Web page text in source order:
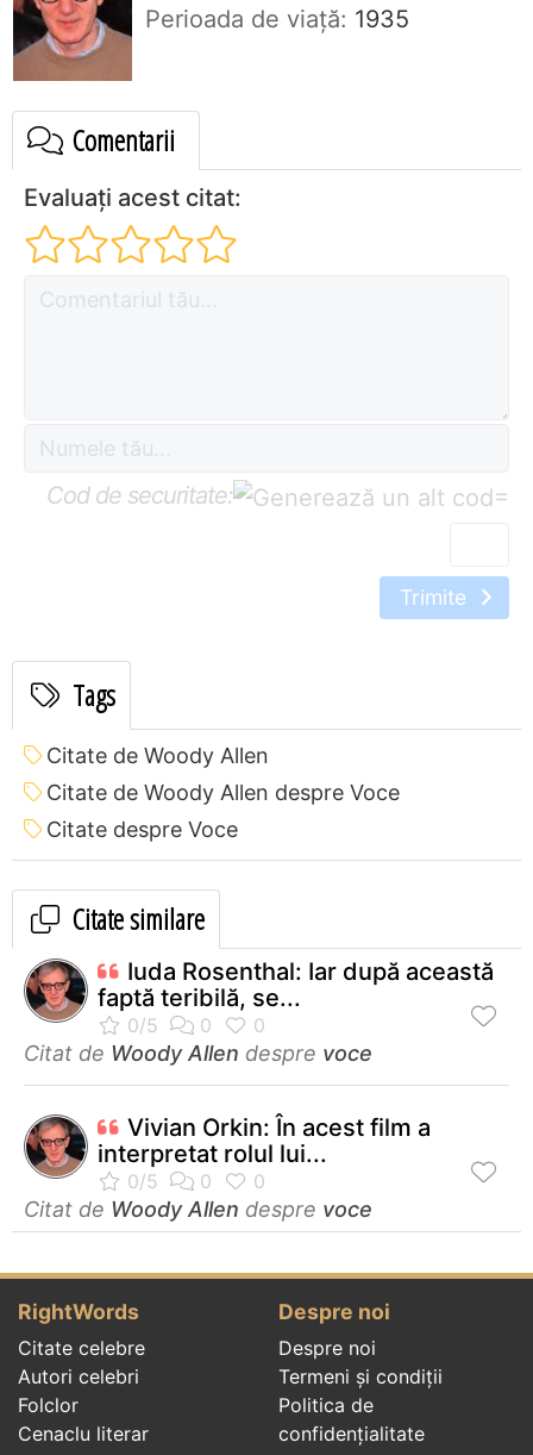
Perioada de viaţă: 1935
Comentarii
Evaluați acest citat:
Cod de securitate: =
Trimite
Tags
Citate de Woody Allen
Citate de Woody Allen despre Voce
Citate despre Voce
Citate similare
Iuda Rosenthal: Iar după această
faptă teribilă, se...
Citat de Woody Allen despre voce
Vivian Orkin: În acest film a
interpretat rolul lui...
Citat de Woody Allen despre voce
RightWords
Citate celebre
Autori celebri
Folclor
Cenaclu literar
Despre noi
Despre noi
Termeni și condiții
Politica de
confidenţialitate